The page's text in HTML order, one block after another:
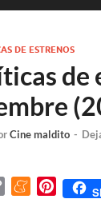
DE ESTRENOS
de
Cine maldito -
M
P